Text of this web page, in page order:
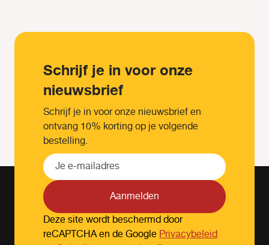
Schrijf je in voor onze
nieuwsbrief
Schrijf je in voor onze nieuwsbrief en
ontvang 10% korting op je volgende
bestelling.
Aanmelden
Deze site wordt beschermd door
reCAPTCHA en de GooglePrivacybeleid